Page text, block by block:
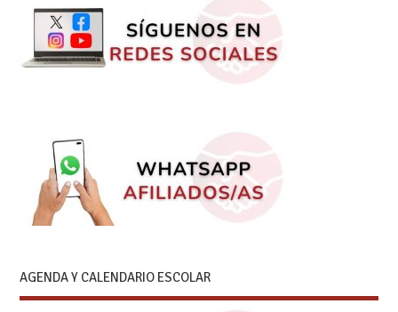
AGENDA Y CALENDARIO ESCOLAR